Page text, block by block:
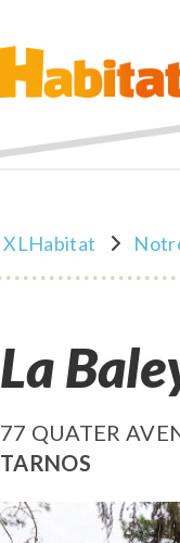
XLHabitat
La
77 QUATER
TARNOS